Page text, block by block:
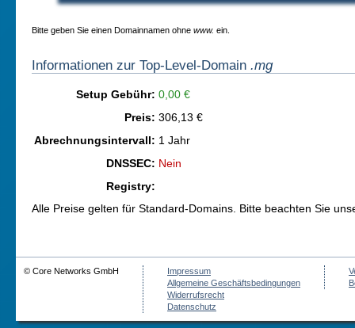
Bitte geben Sie einen Domainnamen ohne www. ein.
Informationen zur Top-Level-Domain .mg
Setup Gebühr: 0,00 €
Preis: 306,13 €
Abrechnungsintervall: 1 Jahr
DNSSEC: Nein
Registry:
Alle Preise gelten für Standard-Domains. Bitte beachten Sie
© Core Networks GmbH
Impressum
Allgemeine Geschäftsbedingungen
Widerrufsrecht
Datenschutz